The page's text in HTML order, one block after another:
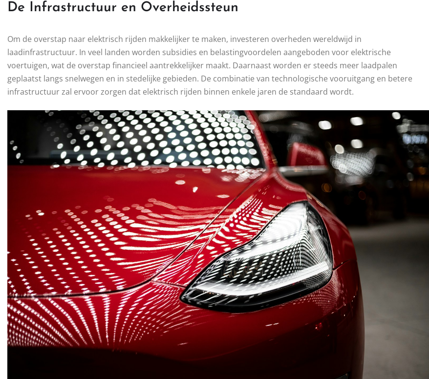
De Infrastructuur en Overheidssteun
Om de overstap naar elektrisch rijden makkelijker te maken, investeren overheden wereldwijd in
laadinfrastructuur. In veel landen worden subsidies en belastingvoordelen aangeboden voor elektrische
voertuigen, wat de overstap financieel aantrekkelijker maakt. Daarnaast worden er steeds meer laadpalen
geplaatst langs snelwegen en in stedelijke gebieden. De combinatie van technologische vooruitgang en betere
infrastructuur zal ervoor zorgen dat elektrisch rijden binnen enkele jaren de standaard wordt.